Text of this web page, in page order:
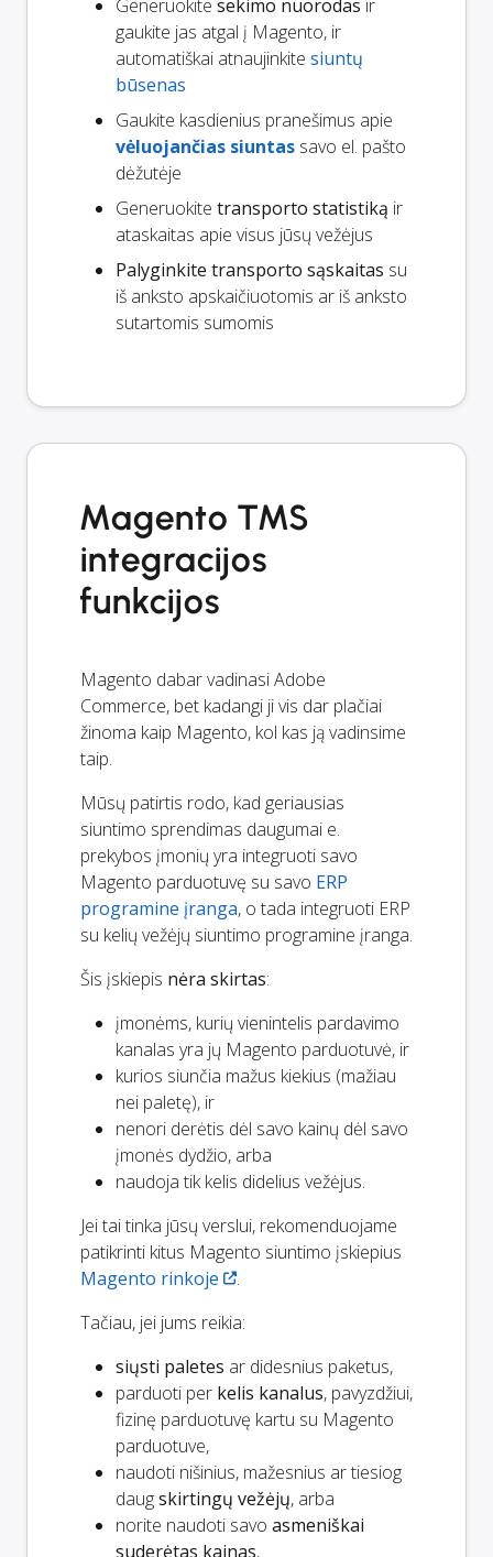
Generuokite sekimo nuorodas ir
gaukite jas atgal į Magento, ir
automatiškai atnaujinkite siuntų
būsenas
Gaukite kasdienius pranešimus apie
vėluojančias siuntas savo el. pašto
dėžutėje
Generuokite transporto statistiką ir
ataskaitas apie visus jūsų vežėjus
Palyginkite transporto sąskaitas su
iš anksto apskaičiuotomis ar iš anksto
sutartomis sumomis
Magento TMS
integracijos
funkcijos
Magento dabar vadinasi Adobe
Commerce, bet kadangi ji vis dar plačiai
žinoma kaip Magento, kol kas ją vadinsime
taip.
Mūsų patirtis rodo, kad geriausias
siuntimo sprendimas daugumai e.
prekybos įmonių yra integruoti savo
Magento parduotuvę su savo ERP
programine įranga, o tada integruoti ERP
su kelių vežėjų siuntimo programine įranga.
Šis įskiepis nėra skirtas:
įmonėms, kurių vienintelis pardavimo
kanalas yra jų Magento parduotuvė, ir
kurios siunčia mažus kiekius (mažiau
nei paletę), ir
nenori derėtis dėl savo kainų dėl savo
įmonės dydžio, arba
naudoja tik kelis didelius vežėjus.
Jei tai tinka jūsų verslui, rekomenduojame
patikrinti kitus Magento siuntimo įskiepius
Magento rinkoje
.
Tačiau, jei jums reikia:
siųsti paletes ar didesnius paketus,
parduoti per kelis kanalus, pavyzdžiui,
fizinę parduotuvę kartu su Magento
parduotuve,
naudoti nišinius, mažesnius ar tiesiog
daugskirtingų vežėjų, arba
norite naudoti savo asmeniškai
suderėtas kainas,